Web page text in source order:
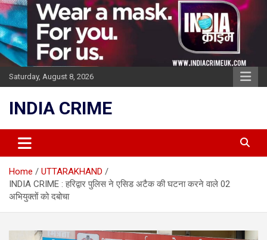
Skip
to
content
Saturday, August 8, 2026
INDIA CRIME
Home
UTTARAKHAND
INDIA CRIME : हरिद्वार पुलिस ने एसिड अटैक की घटना करने वाले 02
अभियुक्तों को दबोचा